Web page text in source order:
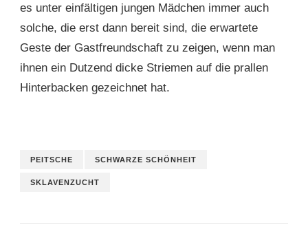
es unter einfältigen jungen Mädchen immer auch
solche, die erst dann bereit sind, die erwartete
Geste der Gastfreundschaft zu zeigen, wenn man
ihnen ein Dutzend dicke Striemen auf die prallen
Hinterbacken gezeichnet hat.
PEITSCHE SCHWARZE SCHÖNHEIT
SKLAVENZUCHT